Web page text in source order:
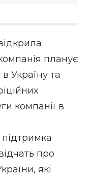
планує
Україну та
компанії в
підтримка
про
які